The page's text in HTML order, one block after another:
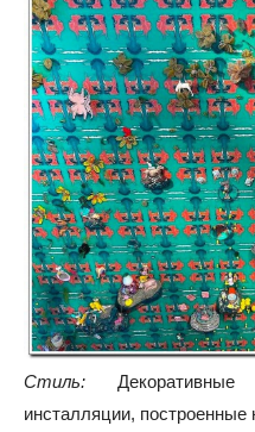
Стиль:
инсталляции, построенные